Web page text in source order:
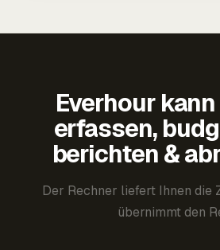
Everhour
erfassen,
berichten &
Der Rechner liefert Ihnen die
übernimmt den